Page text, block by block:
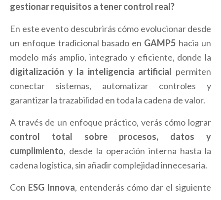
gestionar requisitos a tener control real?
En este evento descubrirás cómo evolucionar desde
un enfoque tradicional basado en GAMP5 hacia un
modelo más amplio, integrado y eficiente, donde la
digitalización y la inteligencia artificial permiten
conectar sistemas, automatizar controles y
garantizar la trazabilidad en toda la cadena de valor.
A través de un enfoque práctico, verás cómo lograr
control total sobre procesos, datos y
cumplimiento, desde la operación interna hasta la
cadena logística, sin añadir complejidad innecesaria.
Con ESG Innova, entenderás cómo dar el siguiente